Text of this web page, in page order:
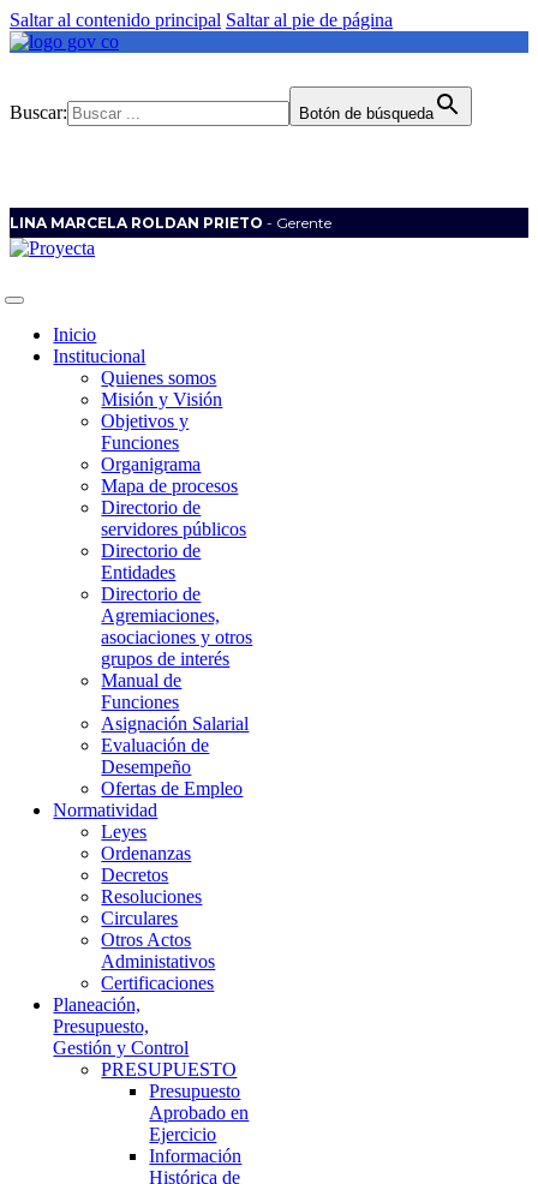
Saltar al contenido principal Saltar al pie de página
Buscar: Botón de búsqueda
LINA MARCELA ROLDAN PRIETO - Gerente
Inicio
Institucional
Quienes somos
Misión y Visión
Objetivos y
Funciones
Organigrama
Mapa de procesos
Directorio de
servidores públicos
Directorio de
Entidades
Directorio de
Agremiaciones,
asociaciones y otros
grupos de interés
Manual de
Funciones
Asignación Salarial
Evaluación de
Desempeño
Ofertas de Empleo
Normatividad
Leyes
Ordenanzas
Decretos
Resoluciones
Circulares
Otros Actos
Administativos
Certificaciones
Planeación,
Presupuesto,
Gestión y Control
PRESUPUESTO
Presupuesto
Aprobado en
Ejercicio
Información
Histórica de